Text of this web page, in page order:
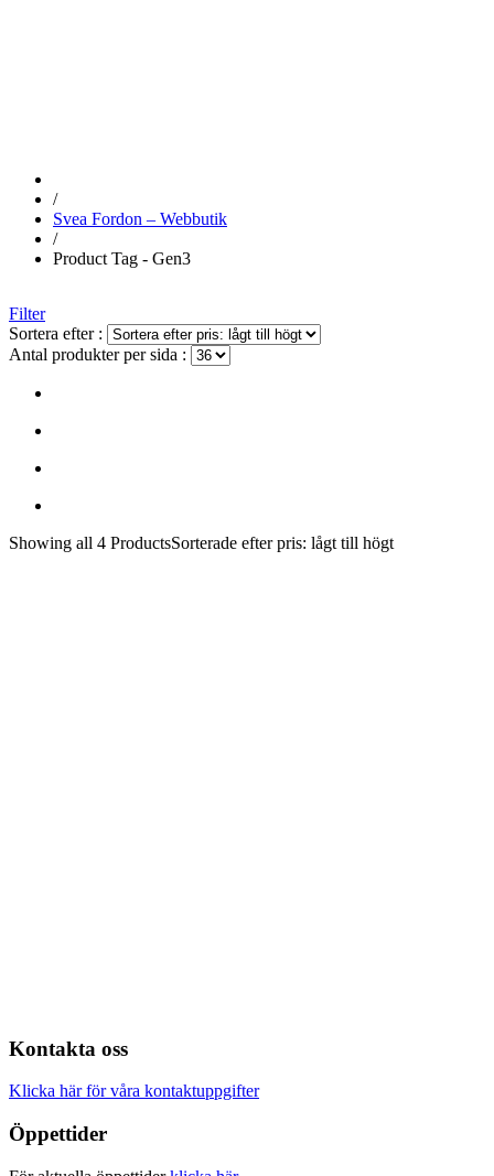
/
Svea Fordon – Webbutik
/
Product Tag - Gen3
Filter
Sortera efter :
Antal produkter per sida :
Showing all 4 ProductsSorterade efter pris: lågt till högt
Kontakta oss
Klicka här för våra kontaktuppgifter
Öppettider